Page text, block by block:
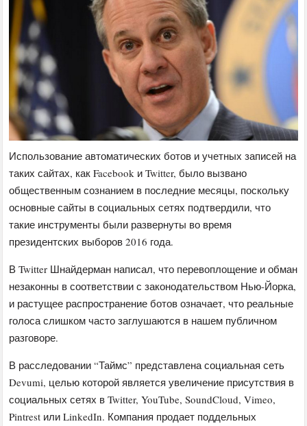
Использование автоматических ботов и учетных записей на
таких сайтах, как Facebook и Twitter, было вызвано
общественным сознанием в последние месяцы, поскольку
основные сайты в социальных сетях подтвердили, что
такие инструменты были развернуты во время
президентских выборов 2016 года.
В Twitter Шнайдерман написал, что перевоплощение и обман
незаконны в соответствии с законодательством Нью-Йорка,
и растущее распространение ботов означает, что реальные
голоса слишком часто заглушаются в нашем публичном
разговоре.
В расследовании “Таймс” представлена социальная сеть
Devumi, целью которой является увеличение присутствия в
социальных сетях в Twitter, YouTube, SoundCloud, Vimeo,
Pintrest или LinkedIn. Компания продает поддельных